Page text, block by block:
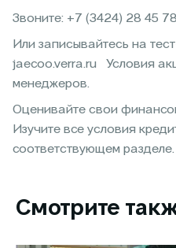
Звоните: +7 (3424) 28 45 78
Или записывайтесь на
jaecoo.verra.ru Условия
менеджеров.
Оценивайте свои
Изучите все условия
соответствующем разделе.
Смотрите